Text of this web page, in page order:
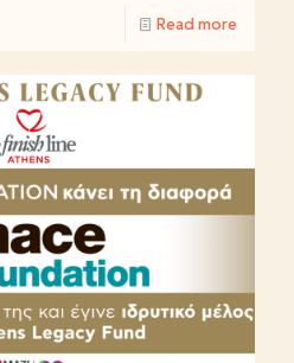
Read more